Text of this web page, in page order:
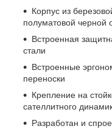
Корпус из
полуматовой черной
Встроенная
стали
Встроенные
переноски
Крепление на
сателлитного
Разработан и